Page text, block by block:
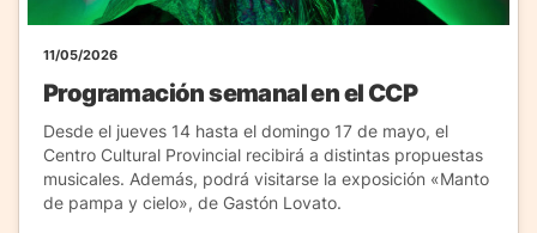
11/05/2026
Programación semanal en el CCP
Desde el jueves 14 hasta el domingo 17 de mayo, el
Centro Cultural Provincial recibirá a distintas propuestas
musicales. Además, podrá visitarse la exposición «Manto
de pampa y cielo», de Gastón Lovato.